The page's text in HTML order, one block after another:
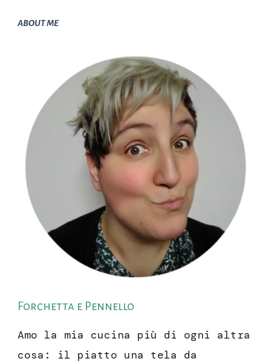
ABOUT ME
Forchetta e Pennello
Amo la mia cucina più di ogni altra
cosa: il piatto una tela da